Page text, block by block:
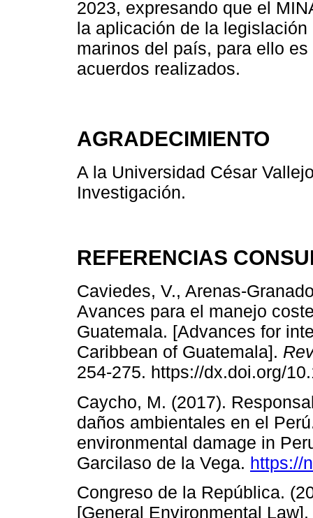
2023, expresando que el
la aplicación de la
marinos del país, para ello
acuerdos realizados.
AGRADECIMIENTO
A la Universidad César
Investigación.
REFERENCIAS
Caviedes, V., Arenas-
Avances para el manejo
Guatemala. [Advances for
Caribbean of Guatemala].
254-275. https://dx.doi.org/
Caycho, M. (2017).
daños ambientales en el
environmental damage in
Garcilaso de la Vega. https://
Congreso de la República.
[General Environmental